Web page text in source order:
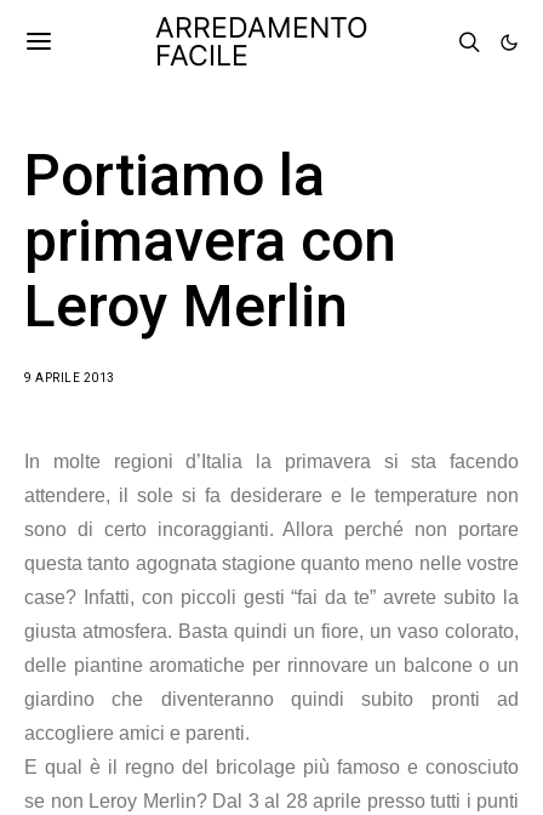
ARREDAMENTO
FACILE
Portiamo la
primavera con
Leroy Merlin
9 APRILE 2013
In molte regioni d’Italia la primavera si sta facendo
attendere, il sole si fa desiderare e le temperature non
sono di certo incoraggianti. Allora perché non portare
questa tanto agognata stagione quanto meno nelle vostre
case? Infatti, con piccoli gesti “fai da te” avrete subito la
giusta atmosfera. Basta quindi un fiore, un vaso colorato,
delle piantine aromatiche per rinnovare un balcone o un
giardino che diventeranno quindi subito pronti ad
accogliere amici e parenti.
E qual è il regno del bricolage più famoso e conosciuto
se non Leroy Merlin? Dal 3 al 28 aprile presso tutti i punti